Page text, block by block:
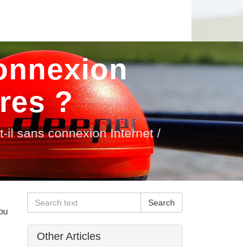
?
il sans connexion Internet /
Other Articles